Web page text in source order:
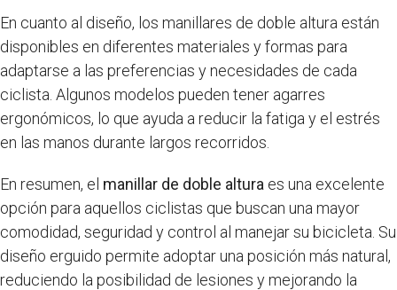
En cuanto al diseño, los manillares de doble altura están
disponibles en diferentes materiales y formas para
adaptarse a las preferencias y necesidades de cada
ciclista. Algunos modelos pueden tener agarres
ergonómicos, lo que ayuda a reducir la fatiga y el estrés
en las manos durante largos recorridos.
En resumen, el manillar de doble altura es una excelente
opción para aquellos ciclistas que buscan una mayor
comodidad, seguridad y control al manejar su bicicleta. Su
diseño erguido permite adoptar una posición más natural,
reduciendo la posibilidad de lesiones y mejorando la